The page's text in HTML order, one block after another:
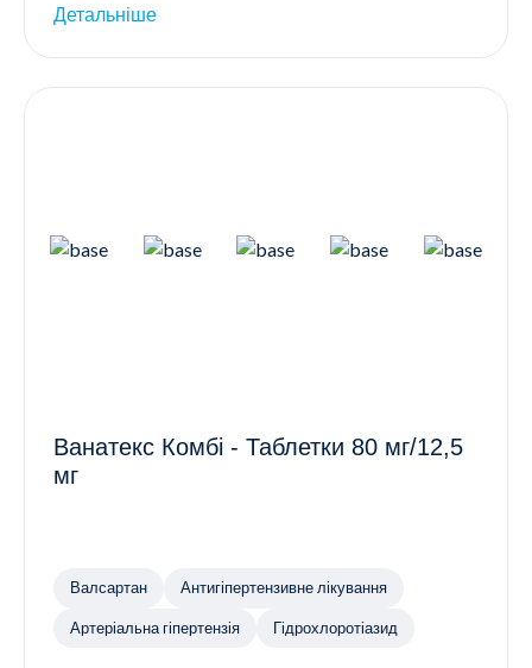
Детальніше
Ванатекс Комбі - Таблетки 80 мг/12,5
мг
Валсартан Антигіпертензивне лікування
Артеріальна гіпертензія Гідрохлоротіазид